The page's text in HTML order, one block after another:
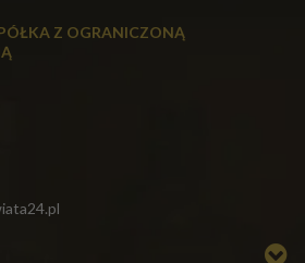
Z OGRANICZONĄ